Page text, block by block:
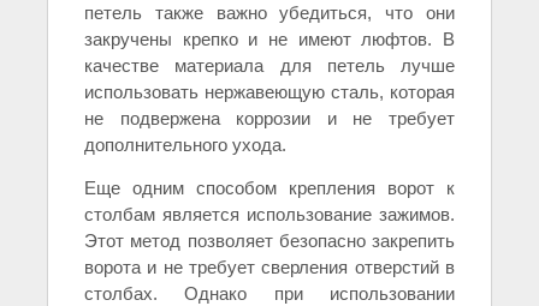
петель также важно убедиться, что они
закручены крепко и не имеют люфтов. В
качестве материала для петель лучше
использовать нержавеющую сталь, которая
не подвержена коррозии и не требует
дополнительного ухода.
Еще одним способом крепления ворот к
столбам является использование зажимов.
Этот метод позволяет безопасно закрепить
ворота и не требует сверления отверстий в
столбах. Однако при использовании